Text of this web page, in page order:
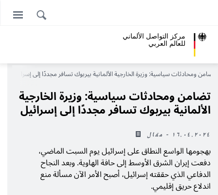
مركز التواصل الألماني
للعالم العربي
تضامن ومحادثات سياسية: وزيرة الخارجية الألمانية بيربوك تسافر مجددًا إلى إسرائيل
تضامن ومحادثات سياسية: وزيرة الخارجية
الألمانية بيربوك تسافر مجددًا إلى إسرائيل
١٦.٠٤.٢٠٢٤ - مقال
بهجومها الواسع النطاق على إسرائيل يوم السبت الماضي،
دفعت إيران الشرق الأوسط إلى حافة الهاوية. وبعد النجاح
الدفاعي الذي حققته إسرائيل، أصبح الأمر الآن مسألة منع
اندلاع حريق إقليمي.